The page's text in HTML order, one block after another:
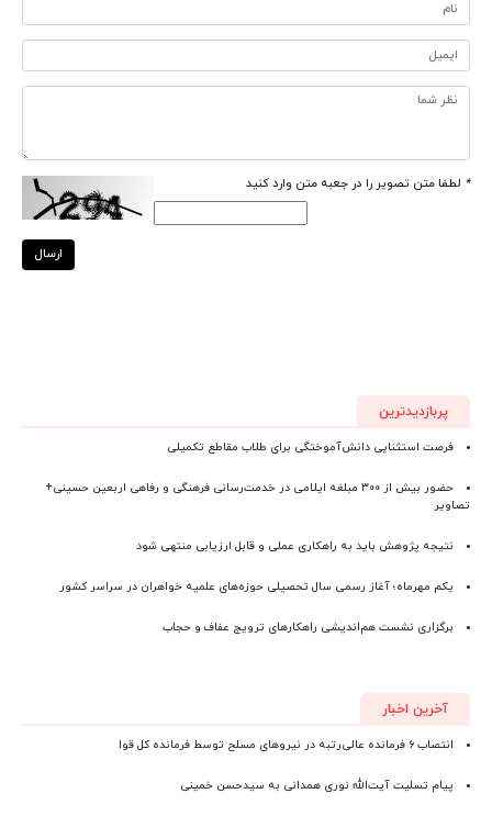
* لطفا متن تصویر را در جعبه متن وارد کنید
ارسال
پربازدیدترین
فرصت استثنایی دانش‌آموختگی برای طلاب مقاطع تکمیلی
حضور بیش از ۳۰۰ مبلغه ایلامی در خدمت‌رسانی فرهنگی و رفاهی اربعین حسینی+
تصاویر
نتیجه پژوهش باید به راهکاری عملی و قابل ارزیابی منتهی شود
یکم مهرماه؛ آغاز رسمی سال تحصیلی حوزه‌های علمیه خواهران در سراسر کشور
برگزاری نشست هم‌اندیشی راهکارهای ترویج عفاف و حجاب
آخرین اخبار
انتصاب ۶ فرمانده عالی‌رتبه در نیروهای مسلح توسط فرمانده کل قوا
پیام تسلیت آیت‌الله نوری همدانی به سیدحسن خمینی